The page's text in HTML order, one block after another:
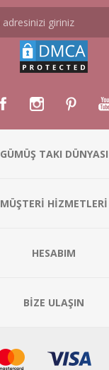
GÜMÜŞ TAKI DÜNYASI
MÜŞTERİ HİZMETLERİ
HESABIM
BİZE ULAŞIN